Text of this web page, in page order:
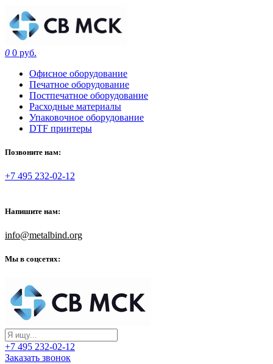
0 0 руб.
Офисное оборудование
Печатное оборудование
Постпечатное оборудование
Расходные материалы
Упаковочное оборудование
DTF принтеры
Позвоните нам:
+7 495 232-02-12
Напишите нам:
info@metalbind.org
Мы в соцсетях:
+7 495 232-02-12
Заказать звонок